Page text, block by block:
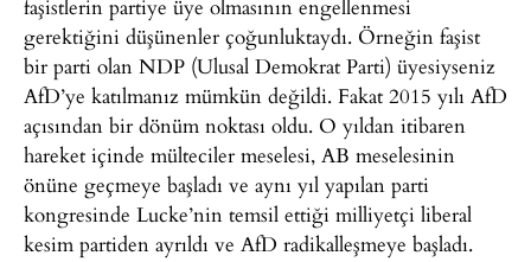
faşistlerin partiye üye olmasının engellenmesi
gerektiğini düşünenler çoğunluktaydı. Örneğin faşist
bir parti olan NDP (Ulusal Demokrat Parti) üyesiyseniz
AfD’ye katılmanız mümkün değildi. Fakat 2015 yılı AfD
açısından bir dönüm noktası oldu. O yıldan itibaren
hareket içinde mülteciler meselesi, AB meselesinin
önüne geçmeye başladı ve aynı yıl yapılan parti
kongresinde Lucke’nin temsil ettiği milliyetçi liberal
kesim partiden ayrıldı ve AfD radikalleşmeye başladı.